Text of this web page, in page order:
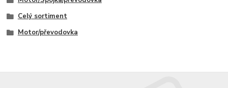
Celý sortiment
Motor/převodovka